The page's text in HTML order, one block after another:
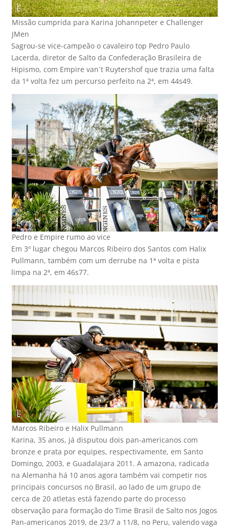
Missão cumprida para Karina Johannpeter e Challenger
JMen
Sagrou-se vice-campeão o cavaleiro top Pedro Paulo
Lacerda, diretor de Salto da Confederação Brasileira de
Hipismo, com Empire van´t Ruytershof que trazia uma falta
da 1ª volta fez um percurso perfeito na 2ª, em 44s49.
Pedro e Empire rumo ao vice
Em 3º lugar chegou Marcos Ribeiro dos Santos com Halix
Pullmann, também com um derrube na 1ª volta e pista
limpa na 2ª, em 46s77.
Marcos Ribeiro e Halix Pullmann
Karina, 35 anos, já disputou dois pan-americanos com
bronze e prata por equipes, respectivamente, em Santo
Domingo, 2003, e Guadalajara 2011. A amazona, radicada
na Alemanha há 10 anos agora também vai competir nos
principais concursos no Brasil, ao lado de um grupo de
cerca de 20 atletas está fazendo parte do processo
observação para formação do Time Brasil de Salto nos Jogos
Pan-americanos 2019, de 23/7 a 11/8, no Peru, valendo vaga